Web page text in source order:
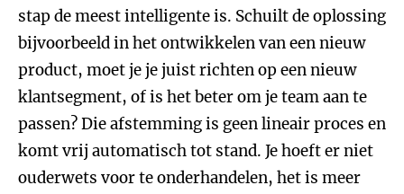
stap de meest intelligente is. Schuilt de oplossing
bijvoorbeeld in het ontwikkelen van een nieuw
product, moet je je juist richten op een nieuw
klantsegment, of is het beter om je team aan te
passen? Die afstemming is geen lineair proces en
komt vrij automatisch tot stand. Je hoeft er niet
ouderwets voor te onderhandelen, het is meer